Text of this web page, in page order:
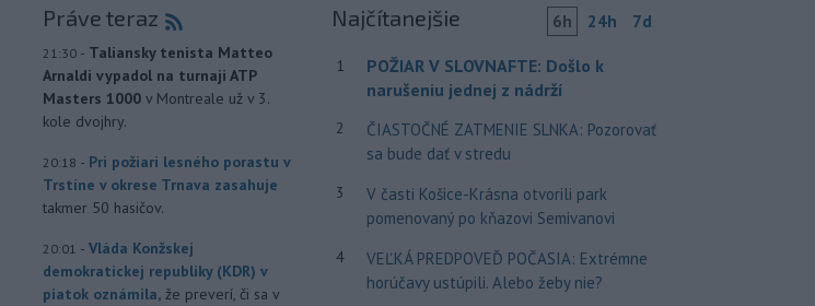
Práve teraz
21:30 - Taliansky tenista Matteo
Arnaldi vypadol na turnaji ATP
Masters 1000 v Montreale už v 3.
kole dvojhry.
20:18 - Pri požiari lesného porastu v
Trstíne v okrese Trnava zasahuje
takmer 50 hasičov.
20:01 - Vláda Konžskej
demokratickej republiky (KDR) v
piatok oznámila, že preverí, či sa v
Najčítanejšie 6h 24h 7d
1
POŽIAR V SLOVNAFTE: Došlo k
narušeniu jednej z nádrží
2
ČIASTOČNÉ ZATMENIE SLNKA: Pozorovať
sa bude dať v stredu
3
V časti Košice-Krásna otvorili park
pomenovaný po kňazovi Semivanovi
4
VEĽKÁ PREDPOVEĎ POČASIA: Extrémne
horúčavy ustúpili. Alebo žeby nie?